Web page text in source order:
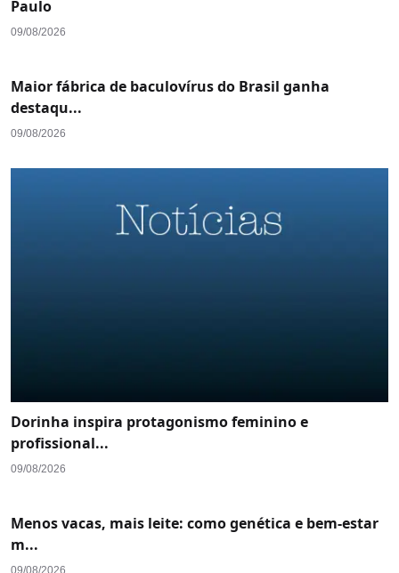
Paulo
09/08/2026
Maior fábrica de baculovírus do Brasil ganha
destaqu...
09/08/2026
Dorinha inspira protagonismo feminino e
profissional...
09/08/2026
Menos vacas, mais leite: como genética e bem-estar
m...
09/08/2026